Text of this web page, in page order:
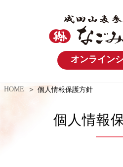
オンライン
HOME 個人情報保護方針
個人情報